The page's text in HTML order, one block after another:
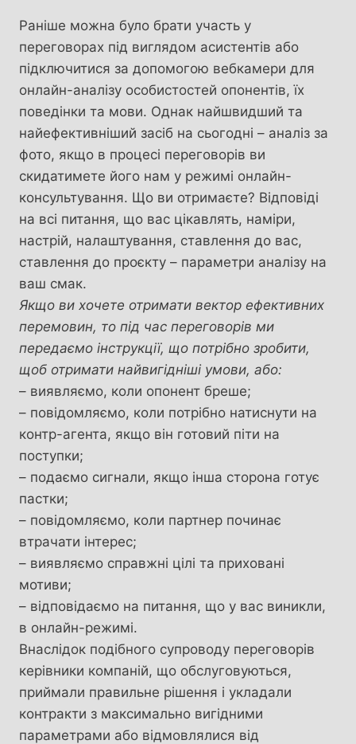
Раніше можна було брати участь у
переговорах під виглядом асистентів або
підключитися за допомогою вебкамери для
онлайн-аналізу особистостей опонентів, їх
поведінки та мови. Однак найшвидший та
найефективніший засіб на сьогодні – аналіз за
фото, якщо в процесі переговорів ви
скидатимете його нам у режимі онлайн-
консультування. Що ви отримаєте? Відповіді
на всі питання, що вас цікавлять, наміри,
настрій, налаштування, ставлення до вас,
ставлення до проєкту – параметри аналізу на
ваш смак.
Якщо ви хочете отримати вектор ефективних
перемовин, то під час переговорів ми
передаємо інструкції, що потрібно зробити,
щоб отримати найвигідніші умови, або:
– виявляємо, коли опонент бреше;
– повідомляємо, коли потрібно натиснути на
контр-агента, якщо він готовий піти на
поступки;
– подаємо сигнали, якщо інша сторона готує
пастки;
– повідомляємо, коли партнер починає
втрачати інтерес;
– виявляємо справжні цілі та приховані
мотиви;
– відповідаємо на питання, що у вас виникли,
в онлайн-режимі.
Внаслідок подібного супроводу переговорів
керівники компаній, що обслуговуються,
приймали правильне рішення і укладали
контракти з максимально вигідними
параметрами або відмовлялися від